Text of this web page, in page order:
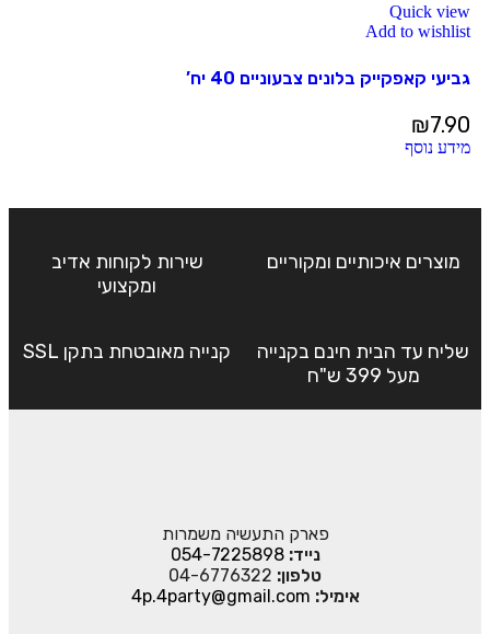
Quick view
Add to wishlist
גביעי קאפקייק בלונים צבעוניים 40 יח’
₪7.90
מידע נוסף
מוצרים איכותיים ומקוריים
שירות לקוחות אדיב
ומקצועי
שליח עד הבית חינם בקנייה
מעל 399 ש"ח
קנייה מאובטחת בתקן SSL
פארק התעשיה משמרות
נייד:054-7225898
טלפון: 04-6776322
אימיל: 4p.4party@gmail.com